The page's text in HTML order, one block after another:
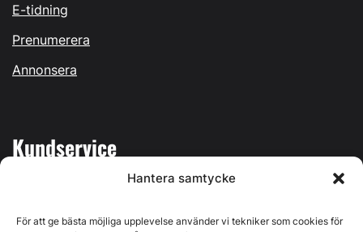
Hantera samtycke
För att ge bästa möjliga upplevelse använder vi tekniker som cookies för
E-tidning
Prenumerera
Annonsera
Kundservice
Kontakta oss